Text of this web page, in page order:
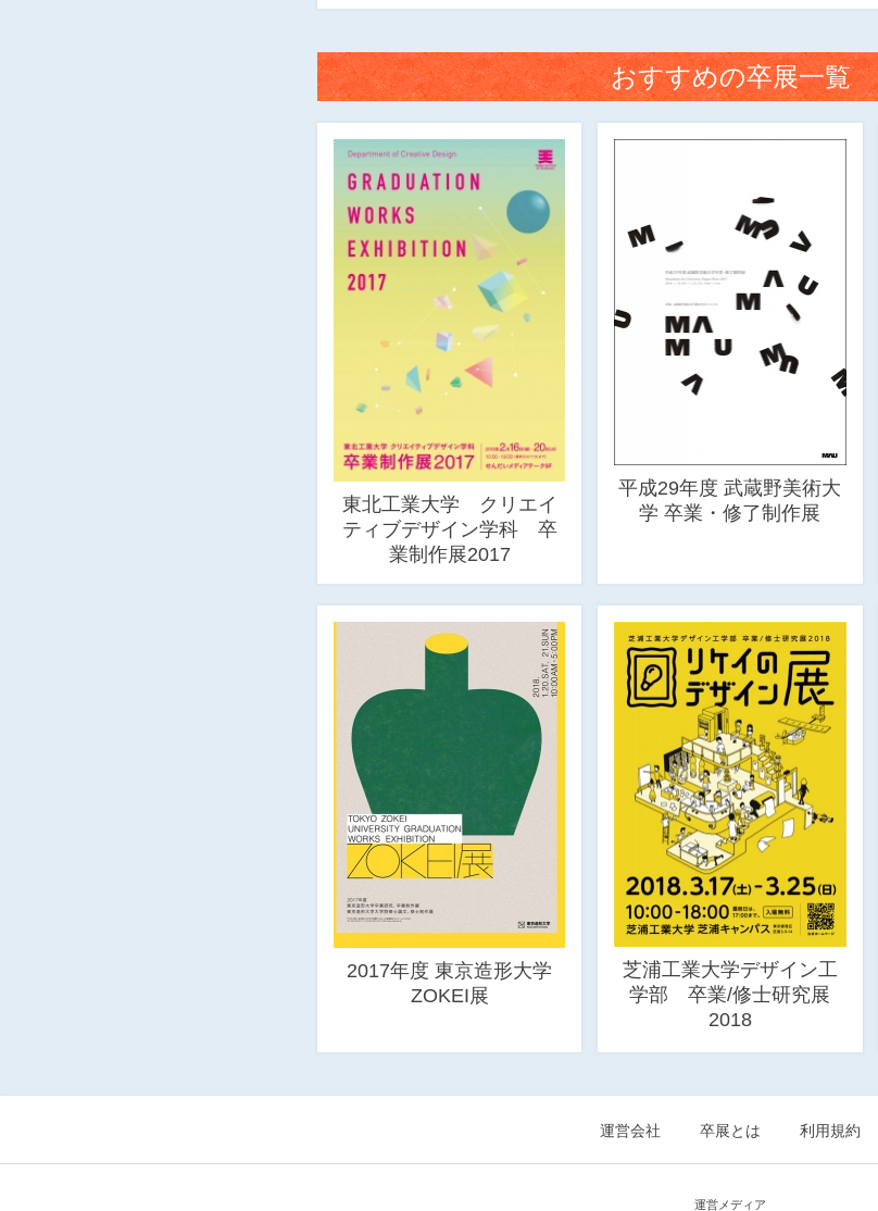
おすすめの卒展一覧
東北工業大学 クリエイ
ティブデザイン学科 卒
業制作展2017
平成29年度 武蔵野美術大
学 卒業・修了制作展
2017年度 東京造形大学
ZOKEI展
芝浦工業大学デザイン工
学部 卒業/修士研究展
2018
運営会社 卒展とは 利用規約
運営メディア